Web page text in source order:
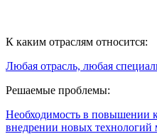
К каким отраслям относится:
Любая отрасль, любая
Решаемые проблемы:
Необходимость в повышении
внедрении новых технологий